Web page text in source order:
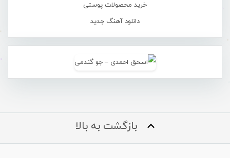
خرید محصولات پوستی
دانلود آهنگ جدید
بازگشت به بالا